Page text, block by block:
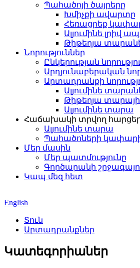
Պահածոյի ծայրերը
Խմիչքի ավարտը
Հեռացրեք
Ալյումինե լրիվ
Թիթեղյա
Նորություններ
Ընկերության
Արդյունաբերական
Արտադրանքի
Ալյումինե
Թիթեղյա տարայի
Ալյումինե տարա
Հաճախակի տրվող
Ալյումինե տարա
Պահածոների
Մեր մասին
Մեր պատմությունը
Գործարանի
Կապ մեզ հետ
English
Տուն
Արտադրանքներ
Կատեգորիաներ